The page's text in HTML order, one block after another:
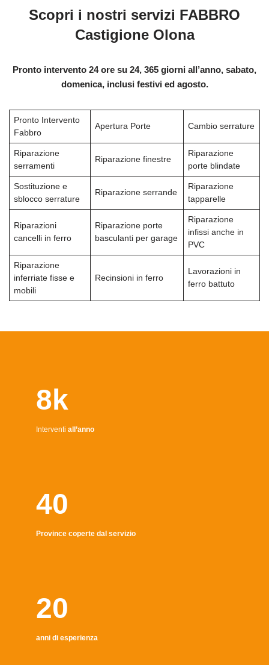
Scopri i nostri servizi FABBRO
Castigione Olona
Pronto intervento 24 ore su 24, 365 giorni all’anno, sabato,
domenica, inclusi festivi ed agosto.
Pronto Intervento
Fabbro
Apertura Porte Cambio serrature
Riparazione
serramenti
Riparazione finestre
Riparazione
porte blindate
Sostituzione e
sblocco serrature
Riparazione serrande
Riparazione
tapparelle
Riparazioni
cancelli in ferro
Riparazione porte
basculanti per garage
Riparazione
infissi anche in
PVC
Riparazione
inferriate fisse e
mobili
Recinsioni in ferro
Lavorazioni in
ferro battuto
8k
Interventi all’anno
40
Province coperte dal servizio
20
anni di esperienza